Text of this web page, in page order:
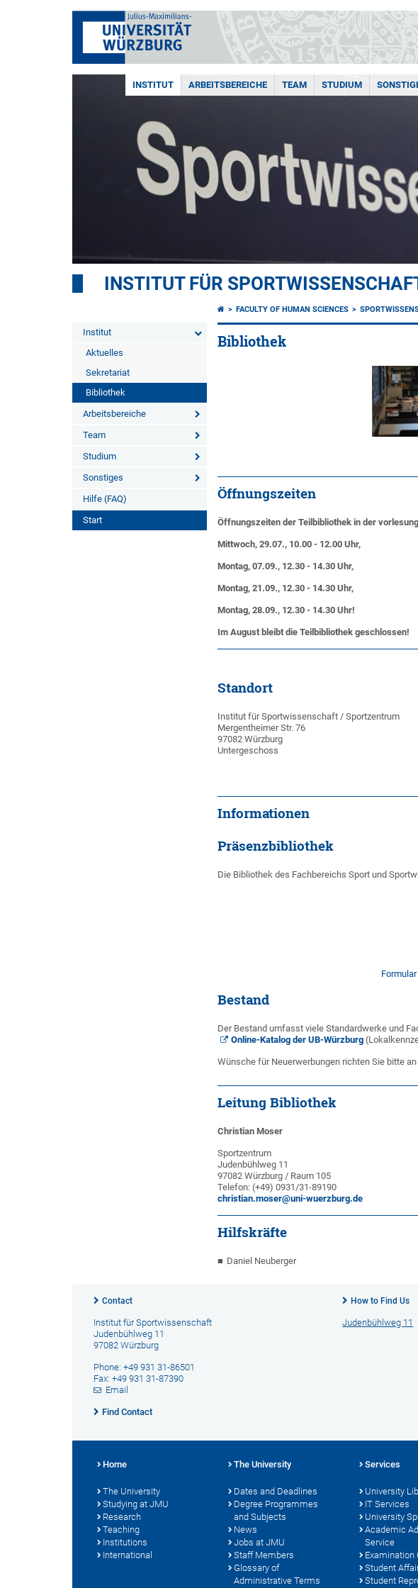
INSTITUT ARBEITSBEREICHE TEAM STUDIUM
INSTITUT FÜR
Institut
Aktuelles
Sekretariat
Bibliothek
Arbeitsbereiche
Team
Studium
Sonstiges
Hilfe (FAQ)
Start
FACULTY OF HUMAN SCIENCES
Bibliothek
Öffnungszeiten
Öffnungszeiten der Teilbibliothek in der
Mittwoch, 29.07., 10.00 - 12.00 Uhr,
Montag, 07.09., 12.30 - 14.30 Uhr,
Montag, 21.09., 12.30 - 14.30 Uhr,
Montag, 28.09., 12.30 - 14.30 Uhr!
Im August bleibt die Teilbibliothek geschlossen!
Standort
Institut für Sportwissenschaft / Sportzentrum
Mergentheimer Str. 76
97082 Würzburg
Untergeschoss
Informationen
Präsenzbibliothek
Die Bibliothek des Fachbereichs Sport und
Bestand
Der Bestand umfasst viele Standardwerke und
Online-Katalog der UB-Würzburg
Wünsche für Neuerwerbungen richten Sie bitte
Leitung Bibliothek
Christian Moser
Sportzentrum
Judenbühlweg 11
97082 Würzburg / Raum 105
Telefon: (+49) 0931/31-89190
christian.moser@uni-wuerzburg.de
Hilfskräfte
Daniel Neuberger
Contact
Institut für Sportwissenschaft
Judenbühlweg 11
97082 Würzburg
Phone: +49 931 31-86501
Fax: +49 931 31-87390
Email
Find Contact
How to Find Us
Judenbühlweg 11
Home
The University
Studying at JMU
Research
Teaching
Institutions
International
The University
Dates and Deadlines
Degree Programmes
and Subjects
News
Jobs at JMU
Staff Members
Glossary of
Administrative Terms
Services
University
IT Services
University
Academic
Service
Examination
Student
Student